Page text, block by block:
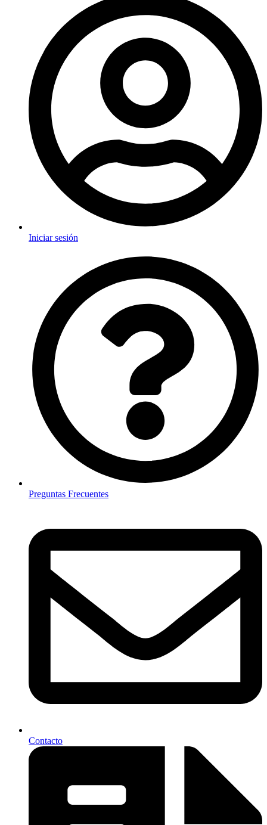
Iniciar sesión
Preguntas Frecuentes
Contacto